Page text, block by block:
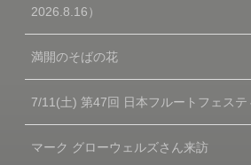
2026.8.16）
満開のそばの花
7/11(土) 第47回 日本フルートフェステ
マーク グローウェルズさん来訪